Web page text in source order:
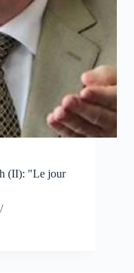
(II): "Le jour